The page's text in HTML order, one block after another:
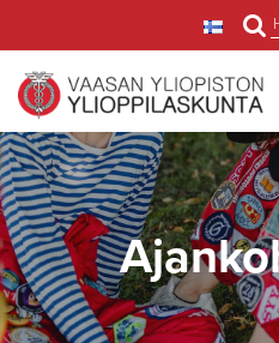
Hae